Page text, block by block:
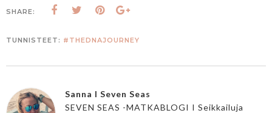
SHARE:
TUNNISTEET: #THEDNAJOURNEY
Sanna I Seven Seas
SEVEN SEAS -MATKABLOGI I Seikkailuja